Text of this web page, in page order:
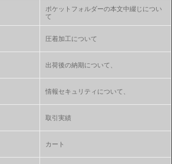
ポケットフォルダーの本文中綴じについ
て
圧着加工について
出荷後の納期について、
情報セキュリティについて、
取引実績
カート